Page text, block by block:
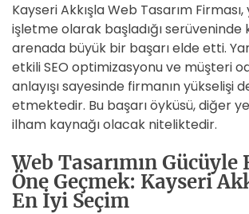
Kayseri Akkışla Web Tasarım
işletme olarak başladığı serüveninde
arenada büyük bir başarı elde etti.
etkili SEO optimizasyonu ve müşteri
anlayışı sayesinde firmanın yükselişi
etmektedir. Bu başarı öyküsü, diğer
ilham kaynağı olacak niteliktedir.
Web Tasarımın Gücüyle
Öne Geçmek: Kayseri
En İyi Seçim